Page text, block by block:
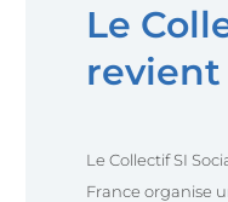
Le
revient
Le Collectif SI
France organise